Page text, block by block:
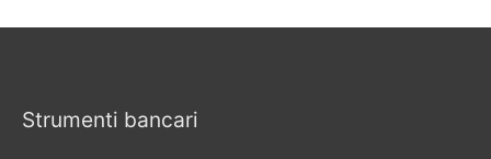
Strumenti bancari